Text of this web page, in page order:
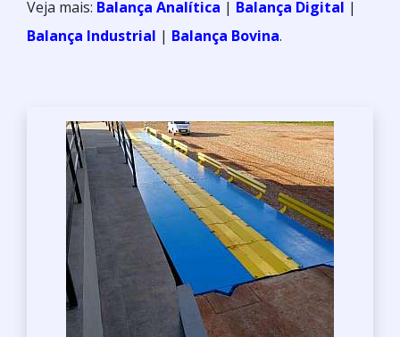
Veja mais: Balança Analítica | Balança Digital |
Balança Industrial | Balança Bovina.